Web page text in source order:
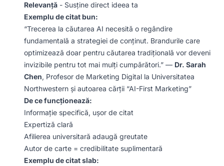
Relevanță - Susține direct ideea ta
Exemplu de citat bun:
“Trecerea la căutarea AI necesită o regândire
fundamentală a strategiei de conținut. Brandurile care
optimizează doar pentru căutarea tradițională vor deveni
invizibile pentru tot mai mulți cumpărători.” — Dr. Sarah
Chen, Profesor de Marketing Digital la Universitatea
Northwestern și autoarea cărții “AI-First Marketing”
De ce funcționează:
Informație specifică, ușor de citat
Expertiză clară
Afilierea universitară adaugă greutate
Autor de carte = credibilitate suplimentară
Exemplu de citat slab: